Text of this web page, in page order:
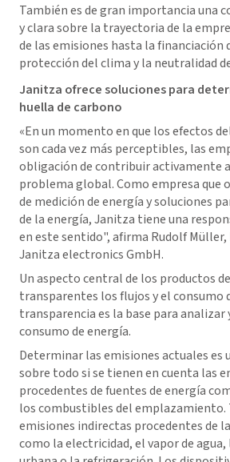
También es de gran importancia una
y clara sobre la trayectoria de la
de las emisiones hasta la financiación
protección del clima y la neutralidad
Janitza ofrece soluciones para
huella de carbono
«En un momento en que los efectos
son cada vez más perceptibles, las
obligación de contribuir activamente
problema global. Como empresa que
de medición de energía y soluciones
de la energía, Janitza tiene una
en este sentido", afirma Rudolf
Janitza electronics GmbH.
Un aspecto central de los productos
transparentes los flujos y el consumo
transparencia es la base para
consumo de energía.
Determinar las emisiones actuales
sobre todo si se tienen en cuenta las
procedentes de fuentes de energía
los combustibles del emplazamiento.
emisiones indirectas procedentes de
como la electricidad, el vapor de